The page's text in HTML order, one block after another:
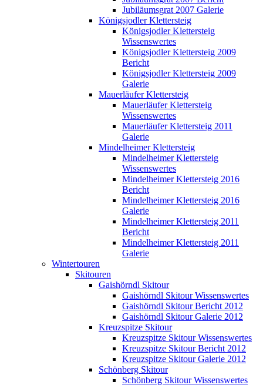
Jubiläumsgrat 2007 Galerie
Königsjodler Klettersteig
Königsjodler Klettersteig
Wissenswertes
Königsjodler Klettersteig 2009
Bericht
Königsjodler Klettersteig 2009
Galerie
Mauerläufer Klettersteig
Mauerläufer Klettersteig
Wissenswertes
Mauerläufer Klettersteig 2011
Galerie
Mindelheimer Klettersteig
Mindelheimer Klettersteig
Wissenswertes
Mindelheimer Klettersteig 2016
Bericht
Mindelheimer Klettersteig 2016
Galerie
Mindelheimer Klettersteig 2011
Bericht
Mindelheimer Klettersteig 2011
Galerie
Wintertouren
Skitouren
Gaishörndl Skitour
Gaishörndl Skitour Wissenswertes
Gaishörndl Skitour Bericht 2012
Gaishörndl Skitour Galerie 2012
Kreuzspitze Skitour
Kreuzspitze Skitour Wissenswertes
Kreuzspitze Skitour Bericht 2012
Kreuzspitze Skitour Galerie 2012
Schönberg Skitour
Schönberg Skitour Wissenswertes